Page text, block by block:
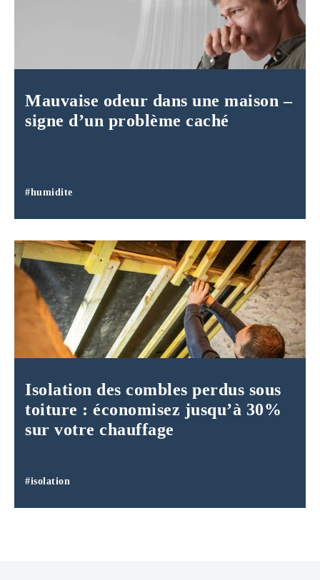
Mauvaise odeur dans une maison –
signe d’un problème caché
#humidite
Isolation des combles perdus sous
toiture : économisez jusqu’à 30%
sur votre chauffage
#isolation